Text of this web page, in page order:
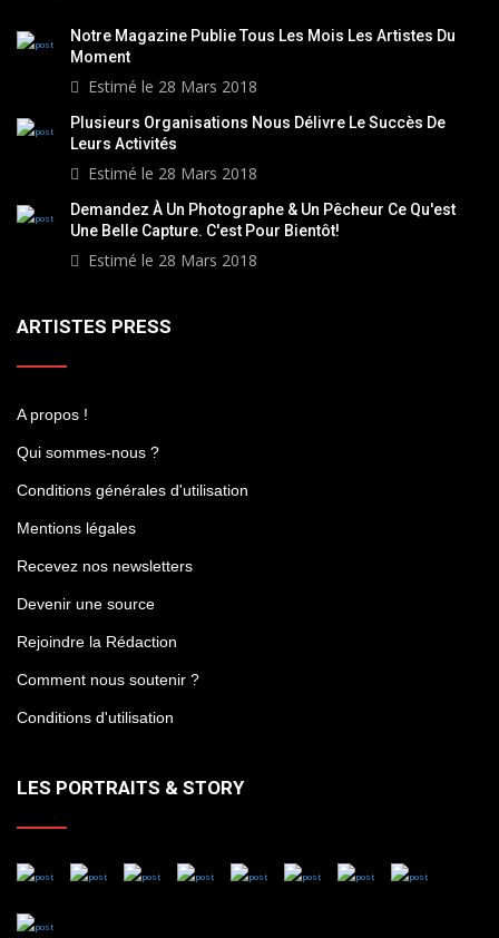
Notre Magazine Publie Tous Les Mois Les Artistes Du
Moment
Estimé le 28 Mars 2018
Plusieurs Organisations Nous Délivre Le Succès De
Leurs Activités
Estimé le 28 Mars 2018
Demandez À Un Photographe & Un Pêcheur Ce Qu'est
Une Belle Capture. C'est Pour Bientôt!
Estimé le 28 Mars 2018
ARTISTES PRESS
A propos !
Qui sommes-nous ?
Conditions générales d'utilisation
Mentions légales
Recevez nos newsletters
Devenir une source
Rejoindre la Rédaction
Comment nous soutenir ?
Conditions d'utilisation
LES PORTRAITS & STORY